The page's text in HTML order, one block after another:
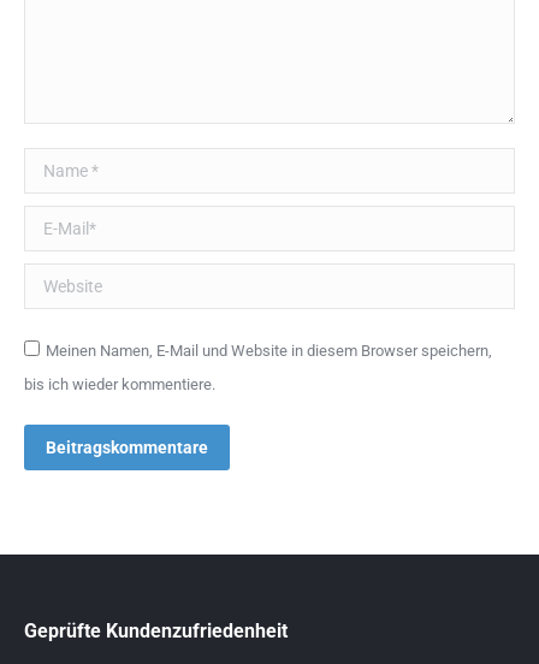
Name *
E-Mail *
Website
Meinen Namen, E-Mail und Website in diesem Browser speichern,
bis ich wieder kommentiere.
Beitragskommentare
Geprüfte Kundenzufriedenheit